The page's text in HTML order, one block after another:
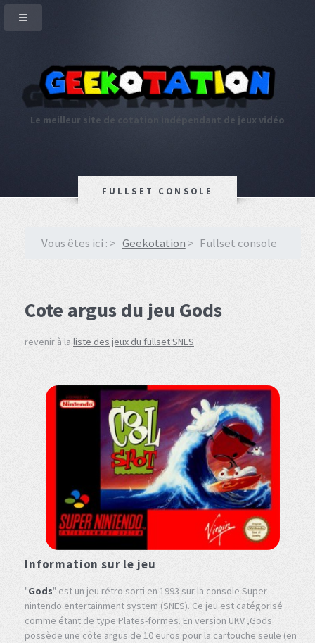
Le meilleur site de cotation indépendant de jeux vidéo
FULLSET CONSOLE
Vous êtes ici : Geekotation Fullset console
Cote argus du jeu Gods
revenir à la liste des jeux du fullset SNES
Information sur le jeu
"Gods" est un jeu rétro sorti en 1993 sur la console Super
nintendo entertainment system (SNES). Ce jeu est catégorisé
comme étant de type Plates-formes. En version UKV ,Gods
possède une côte argus de 10 euros pour la cartouche seule (en